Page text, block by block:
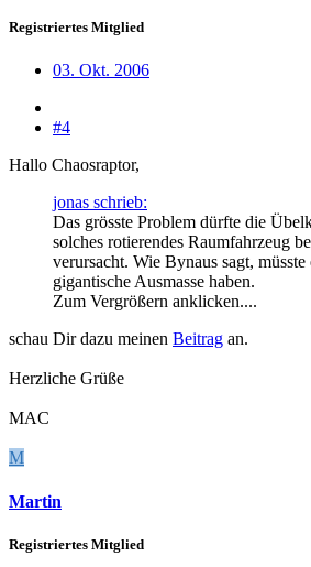
Registriertes Mitglied
03. Okt. 2006
#4
Hallo Chaosraptor,
jonas schrieb:
Das grösste Problem dürfte die
solches rotierendes Raumfahrzeug
verursacht. Wie Bynaus sagt,
gigantische Ausmasse haben.
Zum Vergrößern anklicken....
schau Dir dazu meinen Beitrag an.
Herzliche Grüße
MAC
M
Martin
Registriertes Mitglied